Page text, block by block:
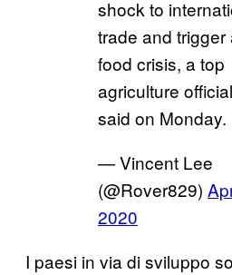
shock to
trade and trigger
food crisis, a top
agriculture
said on Monday.
— Vincent Lee
(@Rover829)
2020
I paesi in via di sviluppo